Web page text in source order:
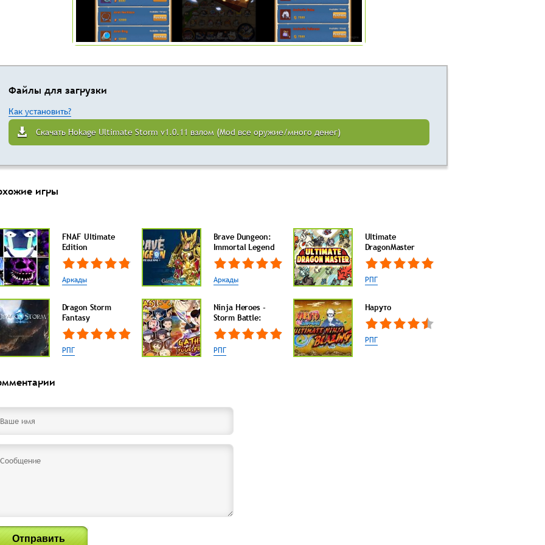
Файлы для загрузки
Как установить?
Скачать Hokage Ultimate Storm v1.0.11 взлом (Mod все оружие/много денег)
игры
FNAF Ultimate
Edition
Аркады
Brave Dungeon:
Immortal Legend
Аркады
Ultimate
DragonMaster
РПГ
Dragon Storm
Fantasy
РПГ
Ninja Heroes -
Storm Battle:
РПГ
Наруто
РПГ
Отправить